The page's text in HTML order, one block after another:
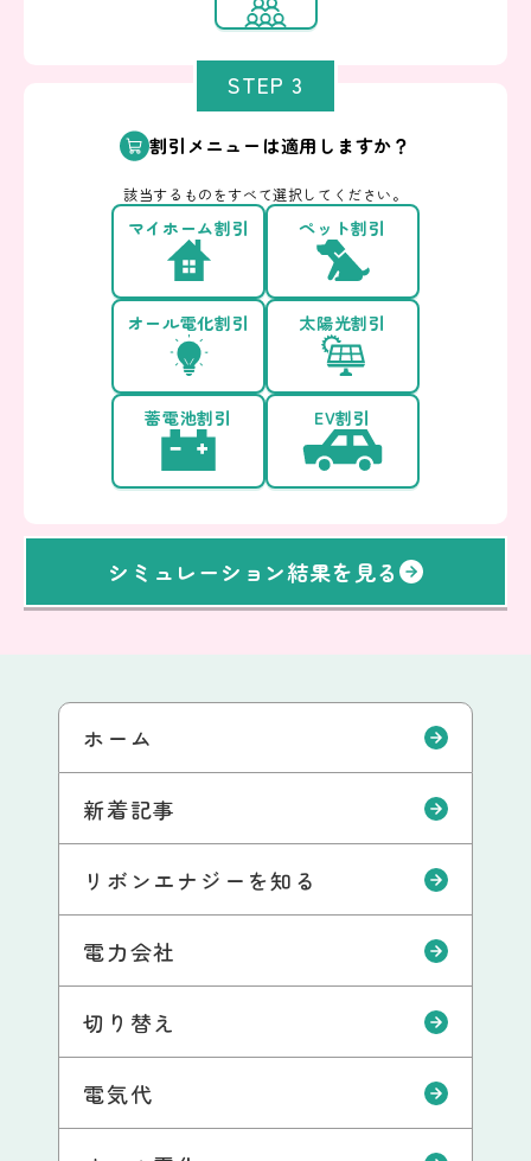
STEP 3
割引メニューは適用しますか？
該当するものをすべて選択してください。
マイホーム割引 ペット割引
オール電化割引 太陽光割引
蓄電池割引 EV割引
シミュレーション結果を見る
ホーム
新着記事
リボンエナジーを知る
電力会社
切り替え
電気代